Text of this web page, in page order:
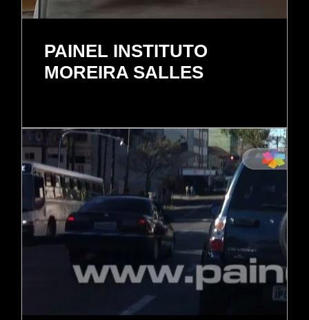
PAINEL INSTITUTO
MOREIRA SALLES